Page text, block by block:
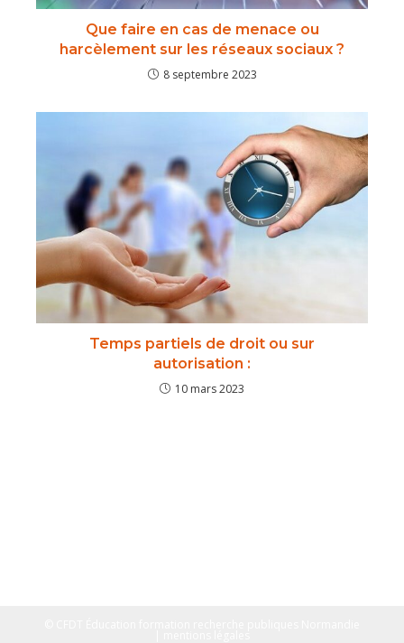
Que faire en cas de menace ou
harcèlement sur les réseaux sociaux ?
8 septembre 2023
Temps partiels de droit ou sur
autorisation :
10 mars 2023